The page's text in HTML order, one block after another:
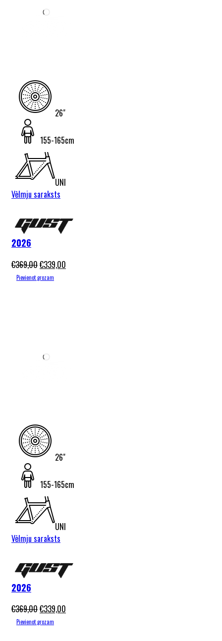
26"
155-165cm
UNI
Vēlmju saraksts
Gust Moon
26″ Blue
2026
€369,00€339,00
Pievienot grozam
26"
155-165cm
UNI
Vēlmju saraksts
Gust Moon
26″ Pink
2026
€369,00€339,00
Pievienot grozam